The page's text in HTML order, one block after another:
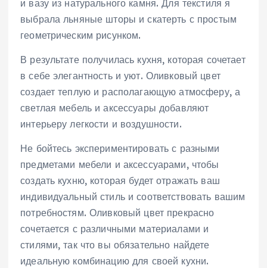
и вазу из натурального камня. Для текстиля я
выбрала льняные шторы и скатерть с простым
геометрическим рисунком.
В результате получилась кухня, которая сочетает
в себе элегантность и уют. Оливковый цвет
создает теплую и располагающую атмосферу, а
светлая мебель и аксессуары добавляют
интерьеру легкости и воздушности.
Не бойтесь экспериментировать с разными
предметами мебели и аксессуарами, чтобы
создать кухню, которая будет отражать ваш
индивидуальный стиль и соответствовать вашим
потребностям. Оливковый цвет прекрасно
сочетается с различными материалами и
стилями, так что вы обязательно найдете
идеальную комбинацию для своей кухни.